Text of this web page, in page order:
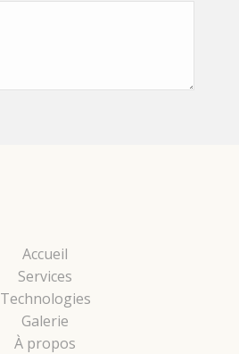
Accueil
Services
Technologies
Galerie
À propos